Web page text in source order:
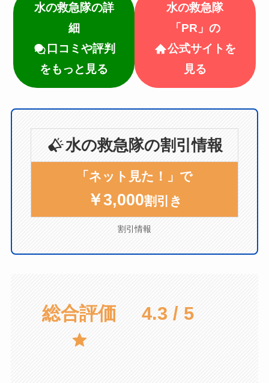
水の救急隊の詳
細
口コミや評判
をもっと見る
水の救急隊
「PR」の
公式サイトを
見る
水の救急隊の割引情報
「ネット見た！」で
￥3,000割引き
割引情報
総合評価 4.3 / 5